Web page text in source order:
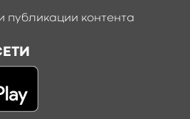
публикации контента